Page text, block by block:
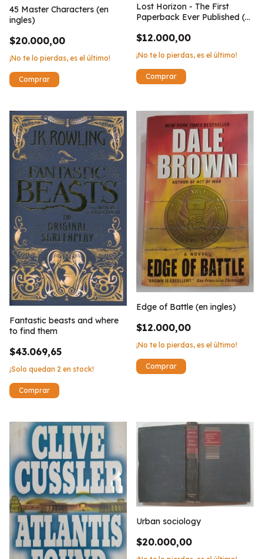
45 Master Characters (en
ingles)
$20.000,00
¡No te lo pierdas, es el último!
Lost Horizon - The First
Paperback Ever Published (
$12.000,00
¡No te lo pierdas, es el último!
Fantastic beasts and where
to find them
$43.069,65
¡Solo quedan 2 en stock!
Edge of Battle (en ingles)
$12.000,00
¡No te lo pierdas, es el último!
Urban sociology
$20.000,00